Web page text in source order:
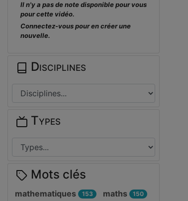
Il n'y a pas de note disponible pour vous
pour cette vidéo.
Connectez-vous pour en créer une
nouvelle.
Disciplines
Types
Mots clés
mathematiques 153 maths 150